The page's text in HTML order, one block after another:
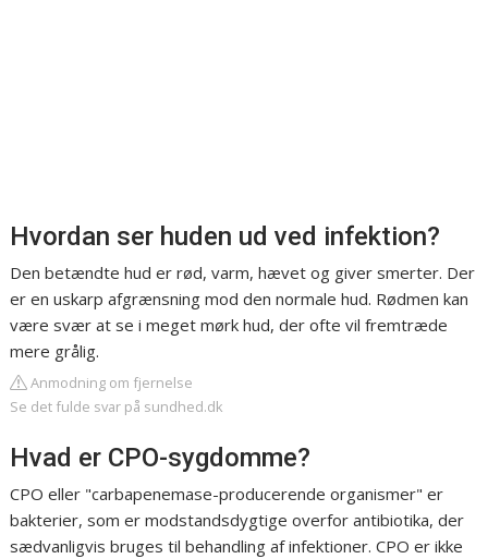
Hvordan ser huden ud ved infektion?
Den betændte hud er rød, varm, hævet og giver smerter. Der
er en uskarp afgrænsning mod den normale hud. Rødmen kan
være svær at se i meget mørk hud, der ofte vil fremtræde
mere grålig.
Anmodning om fjernelse
Se det fulde svar på sundhed.dk
Hvad er CPO-sygdomme?
CPO eller "carbapenemase-producerende organismer" er
bakterier, som er modstandsdygtige overfor antibiotika, der
sædvanligvis bruges til behandling af infektioner. CPO er ikke